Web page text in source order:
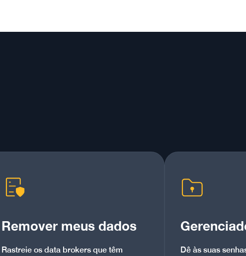
Remover meus dados
Rastreie os data brokers que têm Dê às suas